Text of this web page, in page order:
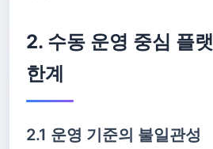
2. 수동 운영 중심 플
한계
2.1 운영 기준의 불일관성